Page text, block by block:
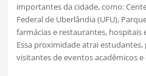
importantes da cidade, como:
Federal de Uberlândia (UFU),
farmácias e restaurantes, hospitais
Essa proximidade atrai
visitantes de eventos acadêmicos